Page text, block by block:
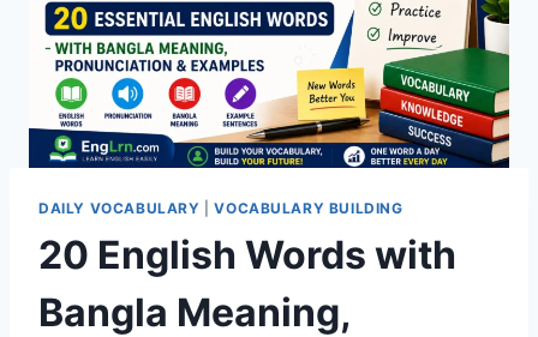
DAILY VOCABULARY |VOCABULARY BUILDING
20 English Words with
Bangla Meaning,